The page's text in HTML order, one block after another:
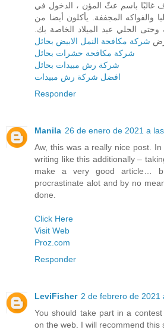
غالبًا باسم عثّ المؤن ، الدخول في
والفواكه المجففة. يأكلون أيضا من
وحتى الحلي عيد الميلاد الخاصة بك.
شركة مكافحة النمل الابيض بحائل
شركة مكافحة حشرات بحائل
شركة رش مبيدات بحائل
افضل شركة رش مبيدات
Responder
Manila 26 de enero de 2021 a
Aw, this was a really nice post.
writing like this additionally –
make a very good article…
procrastinate alot and by no
done.
Click Here
Visit Web
Proz.com
Responder
LeviFisher 2 de febrero de 2021
You should take part in a
on the web. I will recommend this